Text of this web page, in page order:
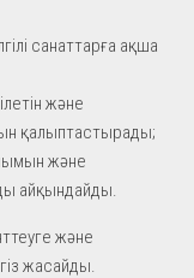
санаттарға ақша
және
қалыптастырады;
және
айқындайды.
және
жасайды.